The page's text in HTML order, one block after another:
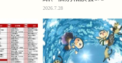
2026.7.28